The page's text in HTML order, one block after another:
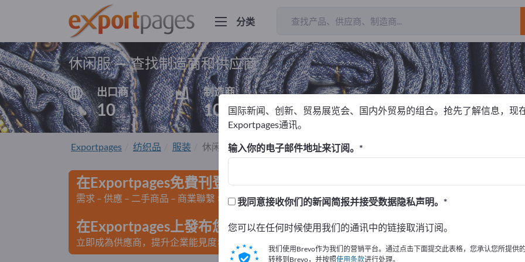
分类
休闲服 – 查找制造商和供应商
出口商
10
制造商
10
Exportpages 纺织品 服装 休闲服
在Exportpages免費刊登廣告！
需求 – 供應 – 二手商品 – 商業聯繫 >> 由此開始
在Exportpages上發布您的公司與產品資訊。
立即成為供應商，提升企業能見度>> 點此發布資訊
国际新闻、创新、贸易展览会、国内外贸易的组合。抢先了解信息，现
Exportpages通讯。
输入你的电子邮件地址来订阅。
我同意接收你们的新闻简报并接受数据隐私声明。
您可以在任何时候使用我们的通讯中的链接取消订阅。
我们使用Brevo作为我们的营销平台。通过点击下面提交此表格，您承认您所提供
转移到Brevo，并按照使用条款进行处理。